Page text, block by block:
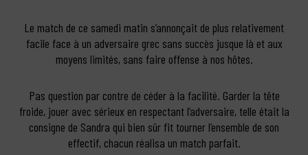
Le match de ce samedi matin s’annonçait de plus relativement
facile face à un adversaire grec sans succès jusque là et aux
moyens limités, sans faire offense à nos hôtes.
Pas question par contre de céder à la facilité. Garder la tête
froide, jouer avec sérieux en respectant l’adversaire, telle était la
consigne de Sandra qui bien sûr fit tourner l’ensemble de son
effectif, chacun réalisa un match parfait.